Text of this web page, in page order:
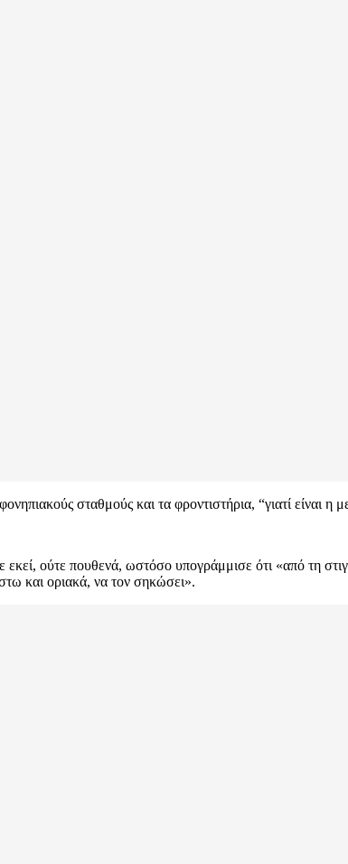
σταθμούς και τα φροντιστήρια, “γιατί είναι
ούτε πουθενά, ωστόσο υπογράμμισε ότι «από τη
και οριακά, να τον σηκώσει».